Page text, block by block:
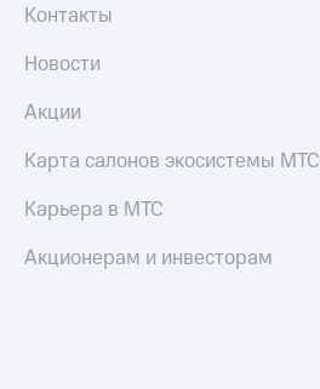
Контакты
Новости
Акции
Карта салонов экосистемы МТС
Карьера в МТС
Акционерам и инвесторам